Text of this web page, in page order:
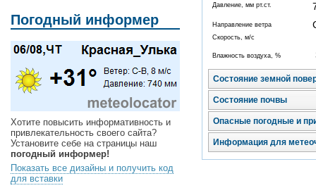
Погодный информер
Хотите повысить информативность и
привлекательность своего сайта?
Установите себе на страницы наш
погодный информер!
Показать все дизайны и получить код
для вставки
Давление, мм рт.ст.
Направление ветра
Скорость, м/с
Влажность воздуха, %
Состояние земной
Состояние почвы
Опасные погодные и
Информация для